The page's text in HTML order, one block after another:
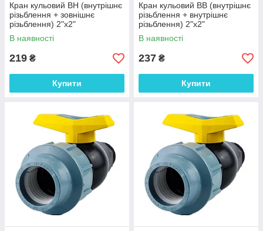
Кран кульовий ВН (внутрішнє
різьблення + зовнішнє
різьблення) 2"х2"
В наявності
219 ₴
Купити
Кран кульовий ВВ (внутрішнє
різьблення + внутрішнє
різьблення) 2"х2"
В наявності
237 ₴
Купити